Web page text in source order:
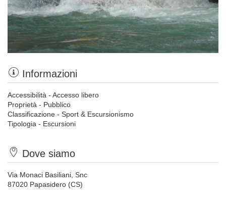
Informazioni
Accessibilità - Accesso libero
Proprietà - Pubblico
Classificazione - Sport & Escursionismo
Tipologia - Escursioni
Dove siamo
Via Monaci Basiliani, Snc
87020 Papasidero (CS)